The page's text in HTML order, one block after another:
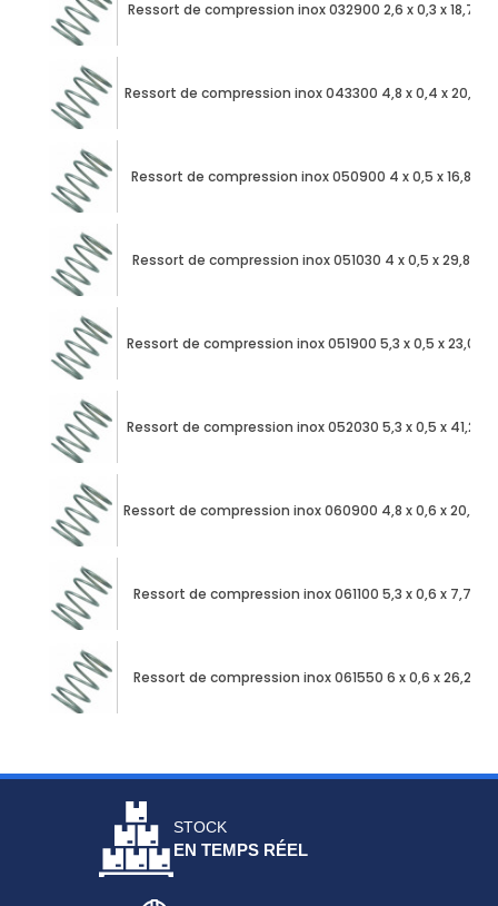
Ressort de compression inox 032900 2,6 x 0,3 x 18,79
Ressort de compression inox 043300 4,8 x 0,4 x 20,92
Ressort de compression inox 050900 4 x 0,5 x 16,85
Ressort de compression inox 051030 4 x 0,5 x 29,85
Ressort de compression inox 051900 5,3 x 0,5 x 23,09
Ressort de compression inox 052030 5,3 x 0,5 x 41,29
Ressort de compression inox 060900 4,8 x 0,6 x 20,46
Ressort de compression inox 061100 5,3 x 0,6 x 7,73
Ressort de compression inox 061550 6 x 0,6 x 26,22
STOCK
EN TEMPS RÉEL